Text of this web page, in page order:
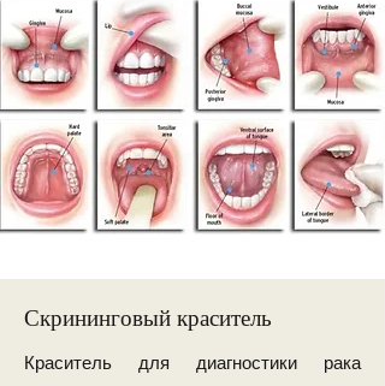
Скрининговый краситель
Краситель для диагностики рака